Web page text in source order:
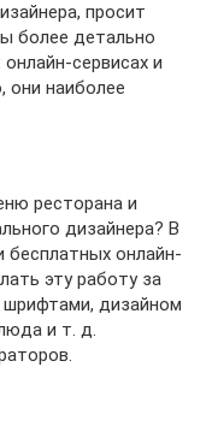
просит
более детально
сервисах и
они наиболее
ресторана и
дизайнера? В
бесплатных онлайн-
эту работу за
дизайном
и т. д.